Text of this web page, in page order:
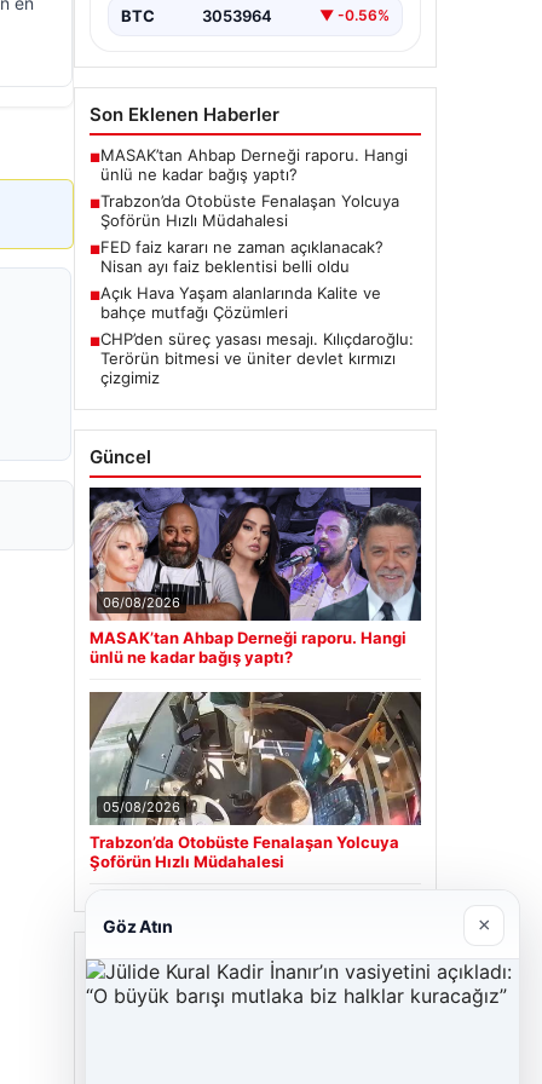
BTC 3053964 ▼ -0.56%
Son Eklenen Haberler
■MASAK’tan Ahbap Derneği raporu. Hangi
ünlü ne kadar bağış yaptı?
■Trabzon’da Otobüste Fenalaşan Yolcuya
Şoförün Hızlı Müdahalesi
■FED faiz kararı ne zaman açıklanacak?
Nisan ayı faiz beklentisi belli oldu
■Açık Hava Yaşam alanlarında Kalite ve
bahçe mutfağı Çözümleri
■CHP’den süreç yasası mesajı. Kılıçdaroğlu:
Terörün bitmesi ve üniter devlet kırmızı
çizgimiz
Güncel
06/08/2026
MASAK’tan Ahbap Derneği raporu. Hangi
ünlü ne kadar bağış yaptı?
05/08/2026
Trabzon’da Otobüste Fenalaşan Yolcuya
Şoförün Hızlı Müdahalesi
Son Eklenen Firmalar
Cengiz Sigorta
Göz Atın ×